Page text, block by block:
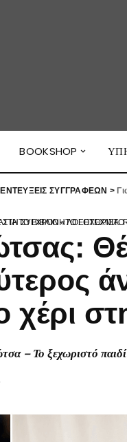
BOOKSHOP
ΣΥΓΓΡΑΦΕΩΝ >
ΜΗΝΎΜΑΤΑ ΤΗΣ ΙΣΤΟΡΊΑΣ ΚΑΙ ΤΗ ΣΗΜΑΣΊΑ ΤΗΣ ΕΝΣΥΝΑΊΣΘΗΣΗΣ ΣΤΗ ΣΎΓΧΡΟΝΗ
– Το ξεχωριστό παιδί